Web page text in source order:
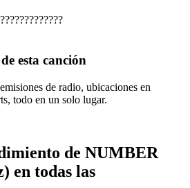
esta canción
de radio, ubicaciones en
todo en un solo lugar.
de NUMBER
en todas las